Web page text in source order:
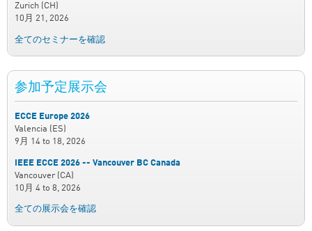
Zurich (CH)
10月 21, 2026
全てのセミナーを確認
参加予定展示会
ECCE Europe 2026
Valencia (ES)
9月 14 to 18, 2026
IEEE ECCE 2026 -- Vancouver BC Canada
Vancouver (CA)
10月 4 to 8, 2026
全ての展示会を確認